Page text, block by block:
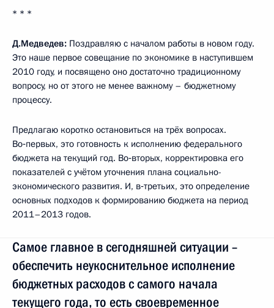
* * *
Д.Медведев: Поздравляю с началом работы в новом году.
Это наше первое совещание по экономике в наступившем
2010 году, и посвящено оно достаточно традиционному
вопросу, но от этого не менее важному – бюджетному
процессу.
Предлагаю коротко остановиться на трёх вопросах.
Во‑первых, это готовность к исполнению федерального
бюджета на текущий год. Во‑вторых, корректировка его
показателей с учётом уточнения плана социально-
экономического развития. И, в‑третьих, это определение
основных подходов к формированию бюджета на период
2011–2013 годов.
Самое главное в сегодняшней ситуации –
обеспечить неукоснительное исполнение
бюджетных расходов с самого начала
текущего года, то есть своевременное